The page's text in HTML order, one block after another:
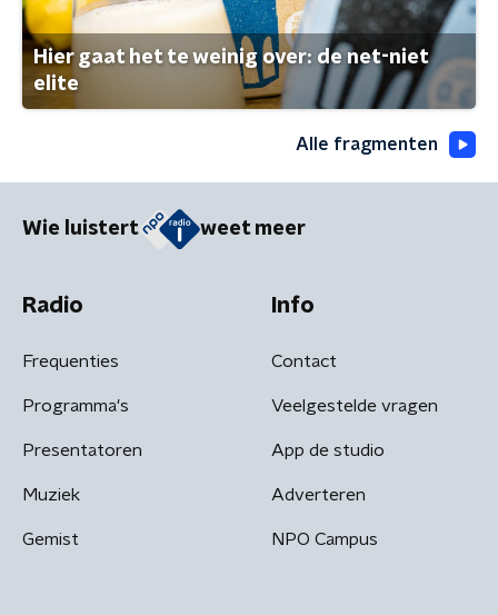
Hier gaat het te weinig over: de net-niet
elite
Alle fragmenten
Wie luistert weet meer
Radio
Frequenties
Programma's
Presentatoren
Muziek
Gemist
Info
Contact
Veelgestelde vragen
App de studio
Adverteren
NPO Campus